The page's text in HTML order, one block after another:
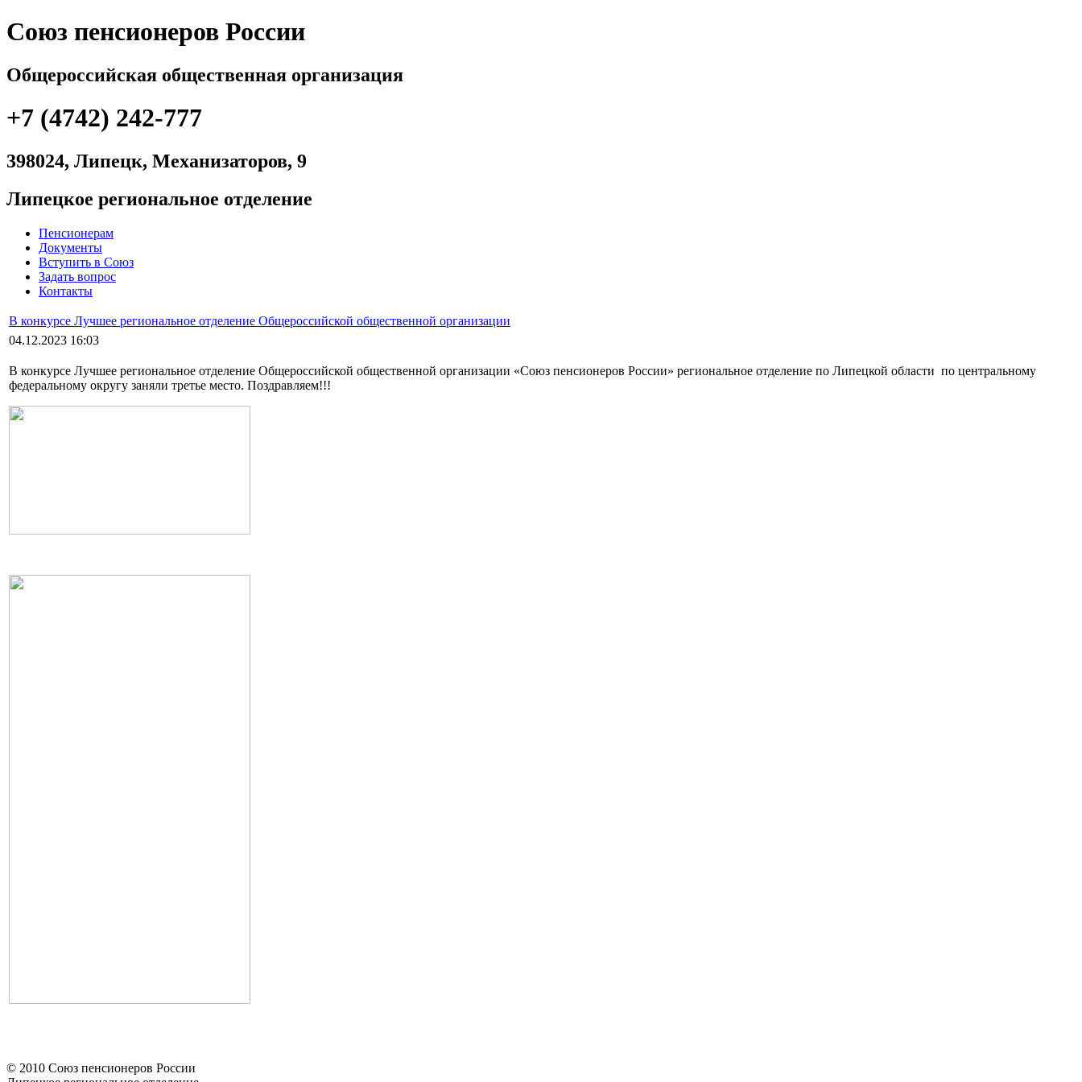
Союз пенсионеров России
Общероссийская общественная организация
+7 (4742) 242-777
398024, Липецк, Механизаторов, 9
Липецкое региональное отделение
Пенсионерам
Документы
Вступить в Cоюз
Задать вопрос
Контакты
В конкурсе Лучшее региональное отделение Общероссийской общественной организации
04.12.2023 16:03
В конкурсе Лучшее региональное отделение Общероссийской общественной организации «Союз пенсионеров России» региональное отделение по Липецкой области по центральному
федеральному округу заняли третье место. Поздравляем!!!
© 2010 Союз пенсионеров России